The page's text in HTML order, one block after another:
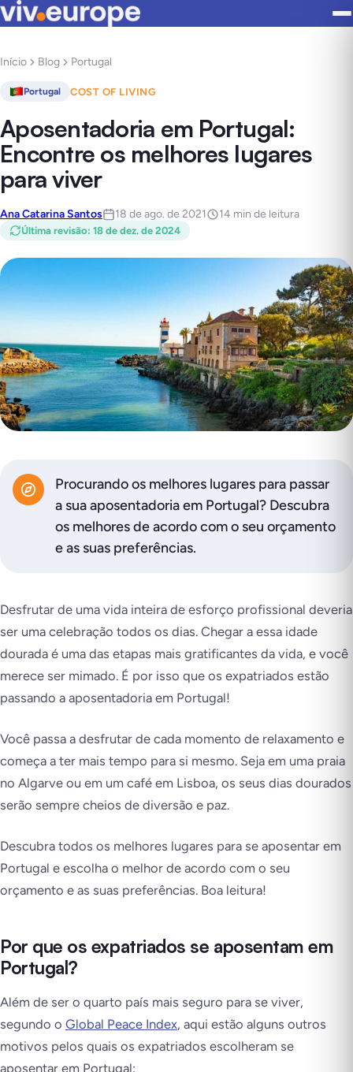
Início Blog Portugal
Portugal COST OF LIVING
Aposentadoria em Portugal:
Encontre os melhores lugares
para viver
Ana Catarina Santos 18 de ago. de 2021 14 min de leitura
Última revisão: 18 de dez. de 2024
Procurando os melhores lugares para passar
a sua aposentadoria em Portugal? Descubra
os melhores de acordo com o seu orçamento
e as suas preferências.
Desfrutar de uma vida inteira de esforço profissional deveria
ser uma celebração todos os dias. Chegar a essa idade
dourada é uma das etapas mais gratificantes da vida, e você
merece ser mimado. É por isso que os expatriados estão
passando a aposentadoria em Portugal!
Você passa a desfrutar de cada momento de relaxamento e
começa a ter mais tempo para si mesmo. Seja em uma praia
no Algarve ou em um café em Lisboa, os seus dias dourados
serão sempre cheios de diversão e paz.
Descubra todos os melhores lugares para se aposentar em
Portugal e escolha o melhor de acordo com o seu
orçamento e as suas preferências. Boa leitura!
Por que os expatriados se aposentam em
Portugal?
Além de ser o quarto país mais seguro para se viver,
segundo o Global Peace Index, aqui estão alguns outros
motivos pelos quais os expatriados escolheram se
aposentar em Portugal: